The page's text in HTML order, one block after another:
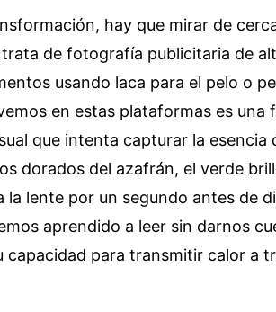
hay que mirar de
de fotografía publicitaria de
usando laca para el pelo o
en estas plataformas es una
que intenta capturar la esencia
dorados del azafrán, el verde
la lente por un segundo antes de
aprendido a leer sin darnos
capacidad para transmitir calor a